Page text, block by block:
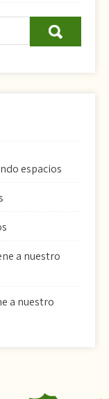
espacios
a nuestro
a nuestro